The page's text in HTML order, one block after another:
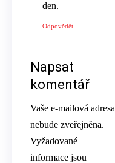
den.
Odpovědět
Napsat
komentář
Vaše e-mailová adresa
nebude zveřejněna.
Vyžadované
informace jsou